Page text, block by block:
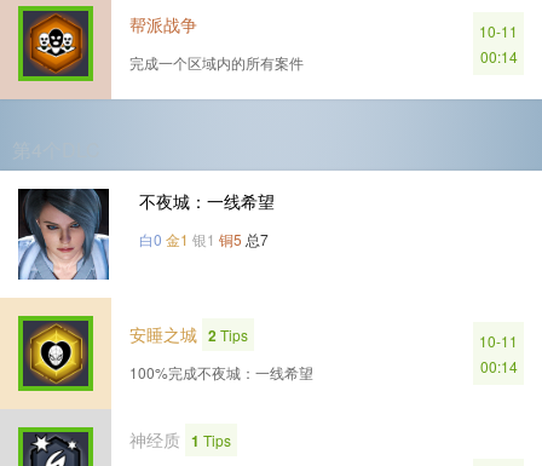
帮派战争
完成一个区域内的所有案件
10-11
00:14
不夜城：一线希望
白0 金1 银1 铜5 总7
安睡之城 2Tips
100%完成不夜城：一线希望
10-11
00:14
神经质 1 Tips